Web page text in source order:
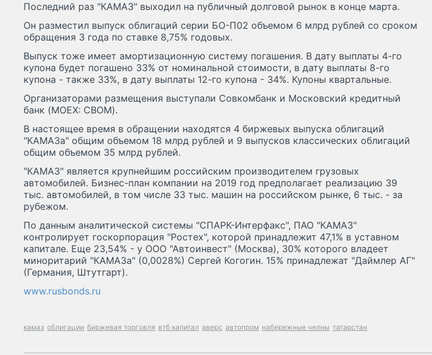
Последний раз "КАМАЗ" выходил на публичный долговой рынок в конце марта.
Он разместил выпуск облигаций серии БО-П02 объемом 6 млрд рублей со сроком
обращения 3 года по ставке 8,75% годовых.
Выпуск тоже имеет амортизационную систему погашения. В дату выплаты 4-го
купона будет погашено 33% от номинальной стоимости, в дату выплаты 8-го
купона - также 33%, в дату выплаты 12-го купона - 34%. Купоны квартальные.
Организаторами размещения выступали Совкомбанк и Московский кредитный
банк (MOEX: CBOM).
В настоящее время в обращении находятся 4 биржевых выпуска облигаций
"КАМАЗа" общим объемом 18 млрд рублей и 9 выпусков классических облигаций
общим объемом 35 млрд рублей.
"КАМАЗ" является крупнейшим российским производителем грузовых
автомобилей. Бизнес-план компании на 2019 год предполагает реализацию 39
тыс. автомобилей, в том числе 33 тыс. машин на российском рынке, 6 тыс. - за
рубежом.
По данным аналитической системы "СПАРК-Интерфакс", ПАО "КАМАЗ"
контролирует госкорпорация "Ростех", которой принадлежит 47,1% в уставном
капитале. Еще 23,54% - у ООО "Автоинвест" (Москва), 30% которого владеет
миноритарий "КАМАЗа" (0,0028%) Сергей Когогин. 15% принадлежат "Даймлер АГ"
(Германия, Штутгарт).
www.rusbonds.ru
камаз облигации биржевая торговля втб капитал аверс автопром набережные челны татарстан